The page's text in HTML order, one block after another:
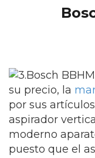
su precio, la
por sus
aspirador
moderno
puesto que el